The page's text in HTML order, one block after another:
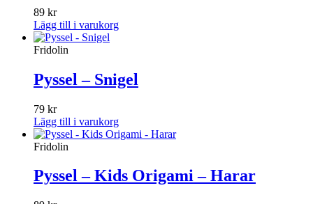
89 kr
Lägg till i varukorg
Fridolin
Pyssel – Snigel
79 kr
Lägg till i varukorg
Fridolin
Pyssel – Kids Origami – Harar